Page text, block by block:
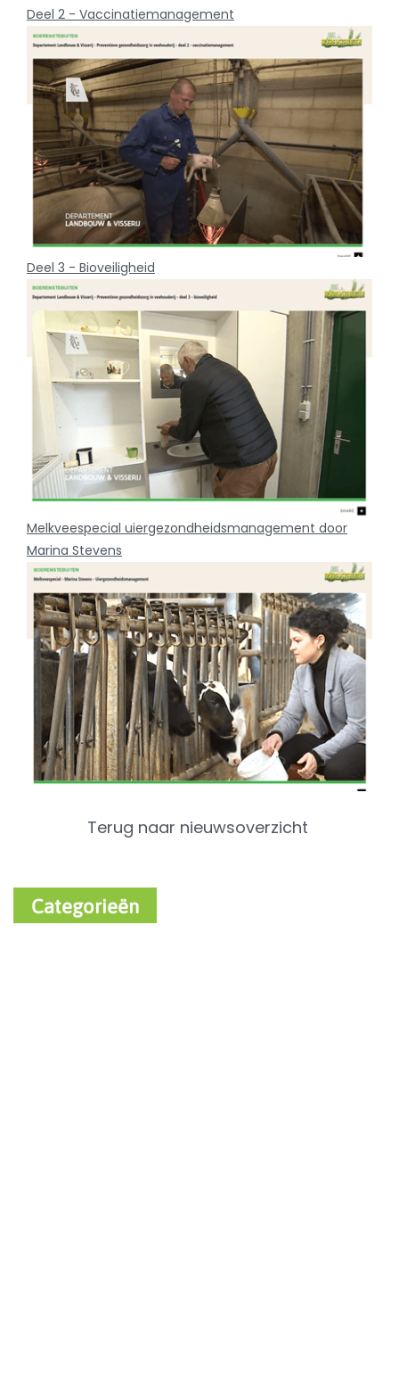
Deel 2 - Vaccinatiemanagement
Deel 3 - Bioveiligheid
Melkveespecial uiergezondheidsmanagement door
Marina Stevens
Terug naar nieuwsoverzicht
Categorieën